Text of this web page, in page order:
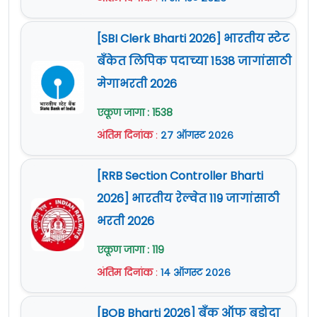
जिल्हा- नागपूर, एमआर - ४४१००१.
जाहिरात (Notification) :येथे क्लिक करा
Official Site :
www.joinindianarmy.nic.in
अर्ज पाठविण्याचा पत्ता :Commandant, Brigade of
the Guards Regimental Centre Kamptee - 441001.
जाहिरात (Notification) :
Official Site :
www.joinindianarmy.nic.in
[SBI Clerk Bharti 2026] भारतीय स्टेट
बँकेत लिपिक पदाच्या 1538 जागांसाठी
मेगाभरती 2026
एकूण जागा : 1538
अंतिम दिनांक: २७ ऑगस्ट २०२६
[RRB Section Controller Bharti
2026] भारतीय रेल्वेत 119 जागांसाठी
भरती 2026
एकूण जागा : 119
अंतिम दिनांक: १४ ऑगस्ट २०२६
[BOB Bharti 2026] बँक ऑफ बडोदा